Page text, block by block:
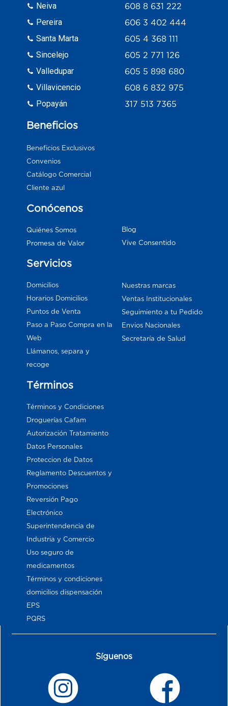
Neiva
Pereira
Santa Marta
Sincelejo
Valledupar
Villavicencio
Popayán
608 8 631 222
606 3 402 444
605 4 368 111
605 2 771 126
605 5 898 680
608 6 832 975
317 513 7365
Beneficios
Beneficios Exclusivos
Convenios
Catálogo Comercial
Cliente azul
Conócenos
Quiénes Somos
Promesa de Valor
Blog
Vive Consentido
Servicios
Domicilios
Horarios Domicilios
Puntos de Venta
Paso a Paso Compra en la
Web
Llámanos, separa y
recoge
Nuestras marcas
Ventas Institucionales
Seguimiento a tu Pedido
Envios Nacionales
Secretaría de Salud
Términos
Términos y Condiciones
Droguerías Cafam
Autorización Tratamiento
Datos Personales
Proteccion de Datos
Reglamento Descuentos y
Promociones
Reversión Pago
Electrónico
Superintendencia de
Industria y Comercio
Uso seguro de
medicamentos
Términos y condiciones
domicilios dispensación
EPS
PQRS
Síguenos